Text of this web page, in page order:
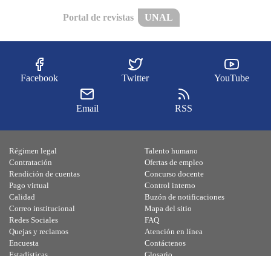
Portal de revistas UNAL
Facebook Twitter YouTube
Email RSS
Régimen legal
Contratación
Rendición de cuentas
Pago virtual
Calidad
Talento humano
Ofertas de empleo
Concurso docente
Control interno
Buzón de notificaciones
Correo institucional
Redes Sociales
Quejas y reclamos
Encuesta
Mapa del sitio
FAQ
Atención en línea
Contáctenos